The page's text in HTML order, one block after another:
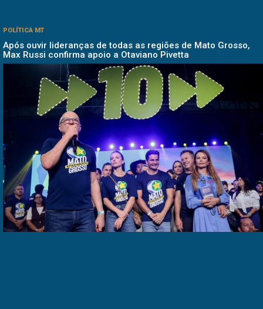
POLÍTICA MT
Após ouvir lideranças de todas as regiões de Mato Grosso,
Max Russi confirma apoio a Otaviano Pivetta